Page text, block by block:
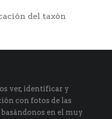
del taxón
ver, identificar y
con fotos de las
en el muy